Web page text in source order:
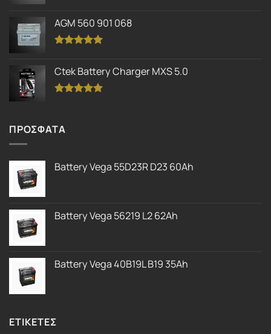
από 5
AGM 560 901 068
από 5
Ctek Battery Charger MXS 5.0
ΠΡΟΣΦΑΤΑ
Battery Vega 55D23R D23 60Ah
Battery Vega 56219 L2 62Ah
Battery Vega 40B19L B19 35Ah
ΕΤΙΚΕΤΕΣ